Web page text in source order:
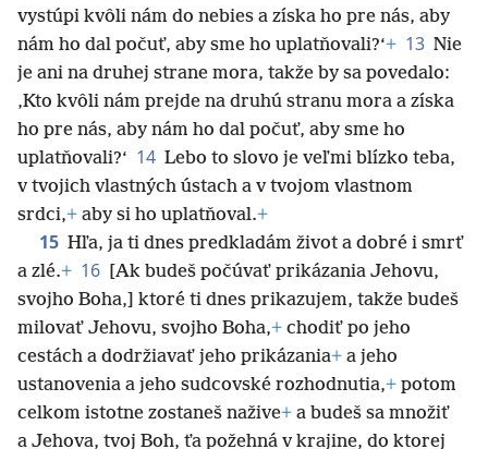
vystúpi kvôli nám do nebies a získa ho pre nás, aby
nám ho dal počuť, aby sme ho uplatňovali?‘+ 13 Nie
je ani na druhej strane mora, takže by sa povedalo:
‚Kto kvôli nám prejde na druhú stranu mora a získa
ho pre nás, aby nám ho dal počuť, aby sme ho
uplatňovali?‘ 14 Lebo to slovo je veľmi blízko teba,
v tvojich vlastných ústach a v tvojom vlastnom
srdci,+ aby si ho uplatňoval.+
15 Hľa, ja ti dnes predkladám život a dobré i smrť
a zlé.+ 16 [Ak budeš počúvať prikázania Jehovu,
svojho Boha,] ktoré ti dnes prikazujem, takže budeš
milovať Jehovu, svojho Boha,+ chodiť po jeho
cestách a dodržiavať jeho prikázania+ a jeho
ustanovenia a jeho sudcovské rozhodnutia,+ potom
celkom istotne zostaneš nažive+ a budeš sa množiť
a Jehova, tvoj Boh, ťa požehná v krajine, do ktorej